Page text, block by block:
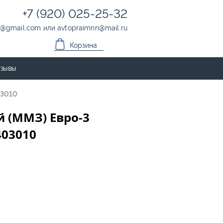
(ММЗ) Евро-3
+7 (920) 025-25-32
@gmail.com илиavtopraimnn@mail.ru
Корзина